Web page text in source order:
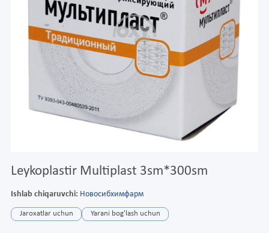
Leykoplastir Multiplast 3sm*300sm
Ishlab chiqaruvchi: Новосибхимфарм
Jaroxatlar uchun Yarani bog'lash uchun